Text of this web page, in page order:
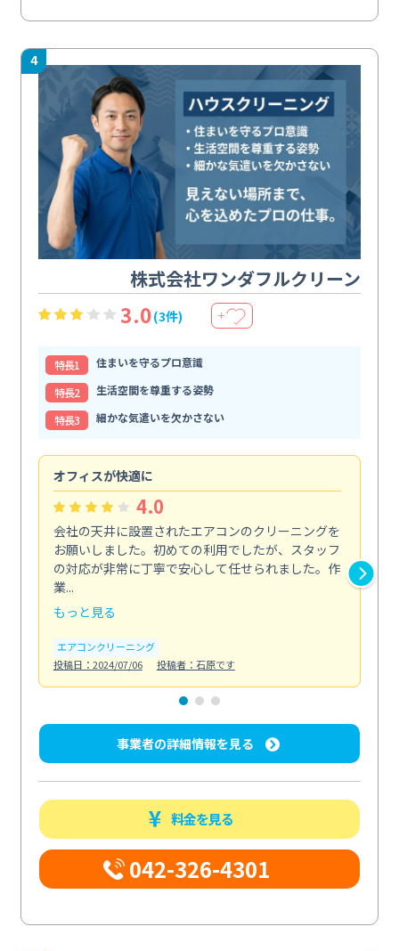
4
株式会社ワンダフルクリーン
3.0(3件) ＋
特⻑1
住まいを守るプロ意識
特⻑2
生活空間を尊重する姿勢
特⻑3
細かな気遣いを欠かさない
オフィスが快適に
4.0
会社の天井に設置されたエアコンのクリーニングを
お願いしました。初めての利用でしたが、スタッフ
の対応が非常に丁寧で安心して任せられました。作
業...
もっと見る
エアコンクリーニング
投稿日：2024/07/06
投稿者：石原です
事業者の詳細情報を見る
料金を見る
042-326-4301